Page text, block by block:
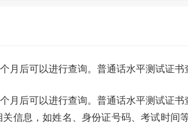
月后可以进行查询。普通话水平测试证
月后可以进行查询。普通话水平测试证
信息，如姓名、身份证号码、考试时